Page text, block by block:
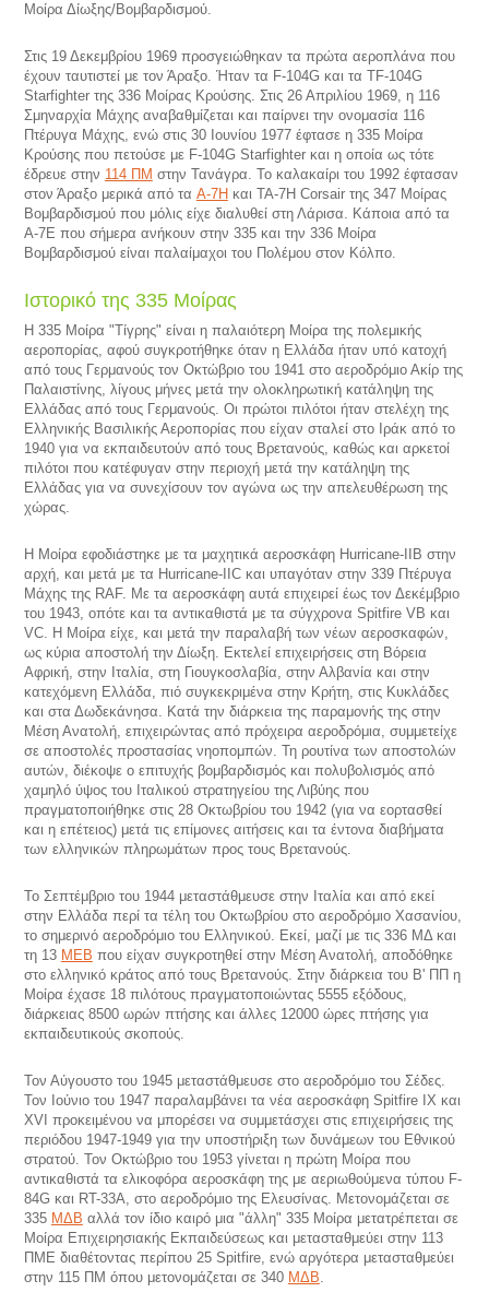
Μοίρα Δίωξης/Βομβαρδισμού.
Στις 19 Δεκεμβρίου 1969 προσγειώθηκαν τα πρώτα αεροπλάνα που
έχουν ταυτιστεί με τον Άραξο. Ήταν τα F-104G και τα TF-104G
Starfighter της 336 Μοίρας Κρούσης. Στις 26 Απριλίου 1969, η 116
Σμηναρχία Μάχης αναβαθμίζεται και παίρνει την ονομασία 116
Πτέρυγα Μάχης, ενώ στις 30 Ιουνίου 1977 έφτασε η 335 Μοίρα
Κρούσης που πετούσε με F-104G Starfighter και η οποία ως τότε
έδρευε στην 114 ΠΜ στην Τανάγρα. Το καλακαίρι του 1992 έφτασαν
στον Άραξο μερικά από τα A-7H και ΤΑ-7Η Corsair της 347 Μοίρας
Βομβαρδισμού που μόλις είχε διαλυθεί στη Λάρισα. Κάποια από τα
Α-7Ε που σήμερα ανήκουν στην 335 και την 336 Μοίρα
Βομβαρδισμού είναι παλαίμαχοι του Πολέμου στον Κόλπο.
Ιστορικό της 335 Μοίρας
Η 335 Μοίρα "Τίγρης" είναι η παλαιότερη Μοίρα της πολεμικής
αεροπορίας, αφού συγκροτήθηκε όταν η Ελλάδα ήταν υπό κατοχή
από τους Γερμανούς τον Οκτώβριο του 1941 στο αεροδρόμιο Ακίρ της
Παλαιστίνης, λίγους μήνες μετά την ολοκληρωτική κατάληψη της
Ελλάδας από τους Γερμανούς. Οι πρώτοι πιλότοι ήταν στελέχη της
Ελληνικής Βασιλικής Αεροπορίας που είχαν σταλεί στο Ιράκ από το
1940 για να εκπαιδευτούν από τους Βρετανούς, καθώς και αρκετοί
πιλότοι που κατέφυγαν στην περιοχή μετά την κατάληψη της
Ελλάδας για να συνεχίσουν τον αγώνα ως την απελευθέρωση της
χώρας.
Η Μοίρα εφοδιάστηκε με τα μαχητικά αεροσκάφη Hurricane-IIB στην
αρχή, και μετά με τα Hurricane-IIC και υπαγόταν στην 339 Πτέρυγα
Μάχης της RAF. Με τα αεροσκάφη αυτά επιχειρεί έως τον Δεκέμβριο
του 1943, οπότε και τα αντικαθιστά με τα σύγχρονα Spitfire VB και
VC. Η Μοίρα είχε, και μετά την παραλαβή των νέων αεροσκαφών,
ως κύρια αποστολή την Δίωξη. Εκτελεί επιχειρήσεις στη Βόρεια
Αφρική, στην Ιταλία, στη Γιουγκοσλαβία, στην Αλβανία και στην
κατεχόμενη Ελλάδα, πιό συγκεκριμένα στην Κρήτη, στις Κυκλάδες
και στα Δωδεκάνησα. Κατά την διάρκεια της παραμονής της στην
Μέση Ανατολή, επιχειρώντας από πρόχειρα αεροδρόμια, συμμετείχε
σε αποστολές προστασίας νηοπομπών. Τη ρουτίνα των αποστολών
αυτών, διέκοψε ο επιτυχής βομβαρδισμός και πολυβολισμός από
χαμηλό ύψος του Ιταλικού στρατηγείου της Λιβύης που
πραγματοποιήθηκε στις 28 Οκτωβρίου του 1942 (για να εορτασθεί
και η επέτειος) μετά τις επίμονες αιτήσεις και τα έντονα διαβήματα
των ελληνικών πληρωμάτων προς τους Βρετανούς.
Το Σεπτέμβριο του 1944 μεταστάθμευσε στην Ιταλία και από εκεί
στην Ελλάδα περί τα τέλη του Οκτωβρίου στο αεροδρόμιο Χασανίου,
το σημερινό αεροδρόμιο του Ελληνικού. Εκεί, μαζί με τις 336 ΜΔ και
τη 13 ΜΕΒ που είχαν συγκροτηθεί στην Μέση Ανατολή, αποδόθηκε
στο ελληνικό κράτος από τους Βρετανούς. Στην διάρκεια του Β' ΠΠ η
Μοίρα έχασε 18 πιλότους πραγματοποιώντας 5555 εξόδους,
διάρκειας 8500 ωρών πτήσης και άλλες 12000 ώρες πτήσης για
εκπαιδευτικούς σκοπούς.
Τον Αύγουστο του 1945 μεταστάθμευσε στο αεροδρόμιο του Σέδες.
Τον Ιούνιο του 1947 παραλαμβάνει τα νέα αεροσκάφη Spitfire IX και
XVI προκειμένου να μπορέσει να συμμετάσχει στις επιχειρήσεις της
περιόδου 1947-1949 για την υποστήριξη των δυνάμεων του Εθνικού
στρατού. Τον Οκτώβριο του 1953 γίνεται η πρώτη Μοίρα που
αντικαθιστά τα ελικοφόρα αεροσκάφη της με αεριωθούμενα τύπου F-
84G και RT-33A, στο αεροδρόμιο της Ελευσίνας. Μετονομάζεται σε
335 ΜΔΒ αλλά τον ίδιο καιρό μια "άλλη" 335 Μοίρα μετατρέπεται σε
Μοίρα Επιχειρησιακής Εκπαιδεύσεως και μετασταθμεύει στην 113
ΠΜΕ διαθέτοντας περίπου 25 Spitfire, ενώ αργότερα μετασταθμεύει
στην 115 ΠΜ όπου μετονομάζεται σε 340 ΜΔΒ.